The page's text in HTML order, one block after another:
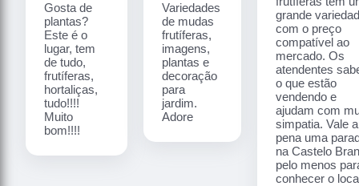
Gosta de
plantas?
Este é o
lugar, tem
de tudo,
frutíferas,
hortaliças,
tudo!!!!
Muito
bom!!!!
Variedades
de mudas
frutíferas,
imagens,
plantas e
decoração
para
jardim.
Adore
grande
com o preço
compatível ao
mercado. Os
atendentes
o que estão
vendendo e
ajudam com
simpatia. Vale a
pena uma
na Castelo
pelo menos
conhecer o